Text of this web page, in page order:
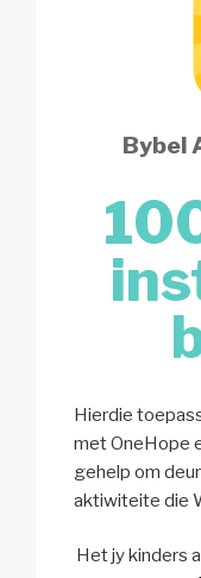
Bybel
Hierdie
met OneHope
gehelp om
aktiwiteite die
Het jy kinders